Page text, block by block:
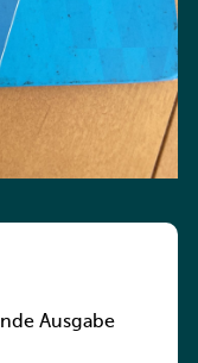
Ausgabe